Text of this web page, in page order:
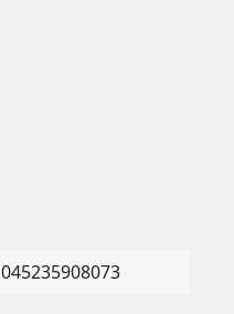
045235908073